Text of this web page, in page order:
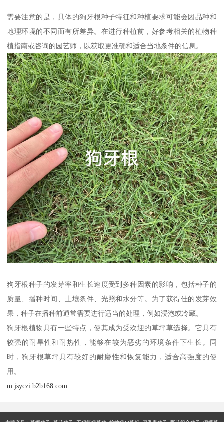
需要注意的是，具体的狗牙根种子特征和种植要求可能会因品种和
地理环境的不同而有所差异。在进行种植前，好参考相关的植物种
植指南或咨询的园艺师，以获取更准确和适合当地条件的信息。
狗牙根种子的发芽率和生长速度受到多种因素的影响，包括种子的
质量、播种时间、土壤条件、光照和水分等。为了获得佳的发芽效
果，种子在播种前通常需要进行适当的处理，例如浸泡或冷藏。
狗牙根植物具有一些特点，使其成为受欢迎的草坪草选择。它具有
较强的耐旱性和耐热性，能够在较为恶劣的环境条件下生长。同
时，狗牙根草坪具有较好的耐磨性和恢复能力，适合高强度的使
用。
m.jsyczi.b2b168.com